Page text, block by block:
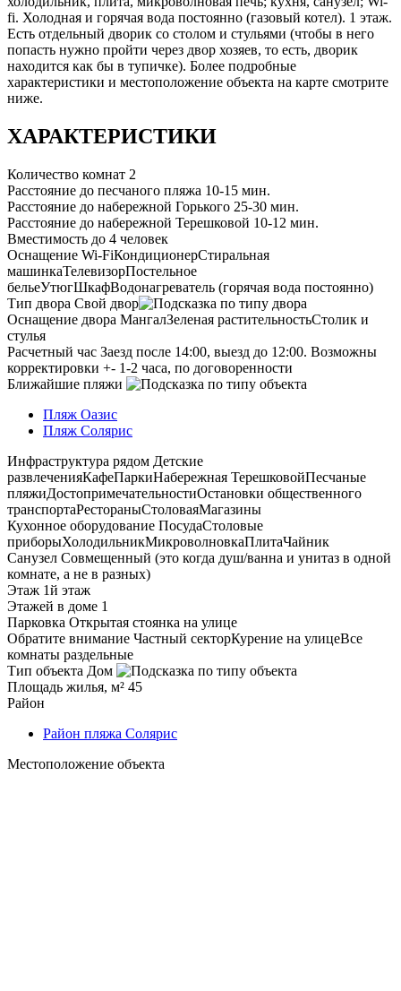
fi. Холодная и горячая вода постоянно (газовый котел). 1 этаж.
Есть отдельный дворик со столом и стульями (чтобы в него
попасть нужно пройти через двор хозяев, то есть, дворик
находится как бы в тупичке). Более подробные
характеристики и местоположение объекта на карте смотрите
ниже.
ХАРАКТЕРИСТИКИ
Количество комнат 2
Расстояние до песчаного пляжа 10-15 мин.
Расстояние до набережной Горького 25-30 мин.
Расстояние до набережной Терешковой 10-12 мин.
Вместимость до 4 человек
Оснащение Wi-FiКондиционерСтиральная
машинкаТелевизорПостельное
бельеУтюгШкафВодонагреватель (горячая вода постоянно)
Тип двора Свой двор
Оснащение двора МангалЗеленая растительностьСтолик и
стулья
Расчетный час Заезд после 14:00, выезд до 12:00. Возможны
корректировки +- 1-2 часа, по договоренности
Ближайшие пляжи
Пляж Оазис
Пляж Солярис
Инфраструктура рядом Детские
развлеченияКафеПаркиНабережная ТерешковойПесчаные
пляжиДостопримечательностиОстановки общественного
транспортаРестораныСтоловаяМагазины
Кухонное оборудование ПосудаСтоловые
приборыХолодильникМикроволновкаПлитаЧайник
Санузел Совмещенный (это когда душ/ванна и унитаз в одной
комнате, а не в разных)
Этаж 1й этаж
Этажей в доме 1
Парковка Открытая стоянка на улице
Обратите внимание Частный секторКурение на улицеВсе
комнаты раздельные
Тип объекта Дом
Площадь жилья, м² 45
Район
Район пляжа Солярис
Местоположение объекта